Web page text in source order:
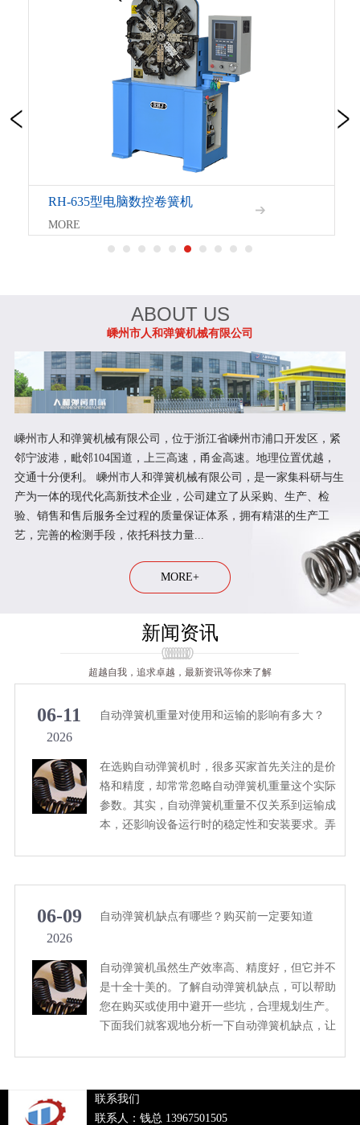
RH-635型电脑数控卷簧机
MORE
ABOUT US
嵊州市人和弹簧机械有限公司
嵊州市人和弹簧机械有限公司，位于浙江省嵊州市浦口开发区，紧
邻宁波港，毗邻104国道，上三高速，甬金高速。地理位置优越，
交通十分便利。 嵊州市人和弹簧机械有限公司，是一家集科研与生
产为一体的现代化高新技术企业，公司建立了从采购、生产、检
验、销售和售后服务全过程的质量保证体系，拥有精湛的生产工
艺，完善的检测手段，依托科技力量...
MORE+
新闻资讯
超越自我，追求卓越，最新资讯等你来了解
06-11
2026
自动弹簧机重量对使用和运输的影响有多大？
在选购自动弹簧机时，很多买家首先关注的是价
格和精度，却常常忽略自动弹簧机重量这个实际
参数。其实，自动弹簧机重量不仅关系到运输成
本，还影响设备运行时的稳定性和安装要求。弄
06-09
2026
自动弹簧机缺点有哪些？购买前一定要知道
自动弹簧机虽然生产效率高、精度好，但它并不
是十全十美的。了解自动弹簧机缺点，可以帮助
您在购买或使用中避开一些坑，合理规划生产。
下面我们就客观地分析一下自动弹簧机缺点，让
联系我们
联系人：钱总 13967501505